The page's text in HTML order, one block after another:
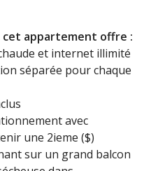
cet appartement offre :
et internet illimité
séparée pour chaque
avec
une 2ieme ($)
sur un grand balcon